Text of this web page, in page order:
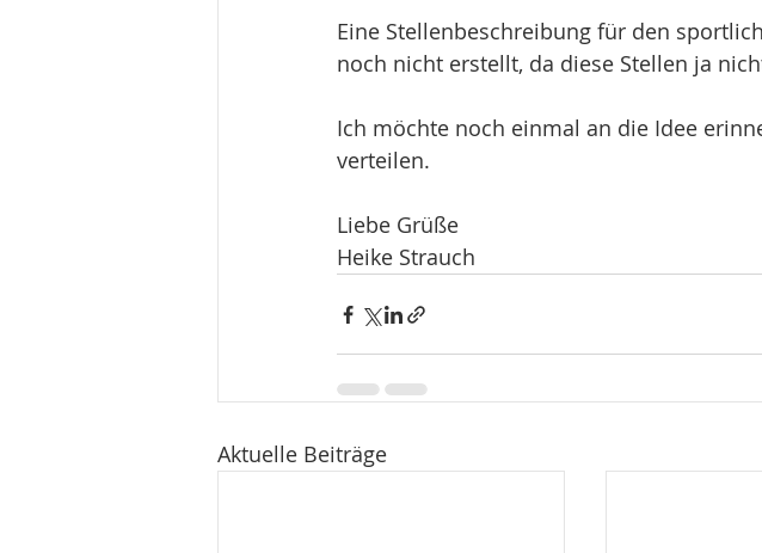
Eine Stellenbeschreibung für den
noch nicht erstellt, da diese Stellen ja
Ich möchte noch einmal an die Idee
verteilen.
Liebe Grüße
Heike Strauch
Aktuelle Beiträge